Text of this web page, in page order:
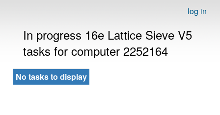
log in
In progress 16e Lattice Sieve V5
tasks for computer 2252164
No tasks to display